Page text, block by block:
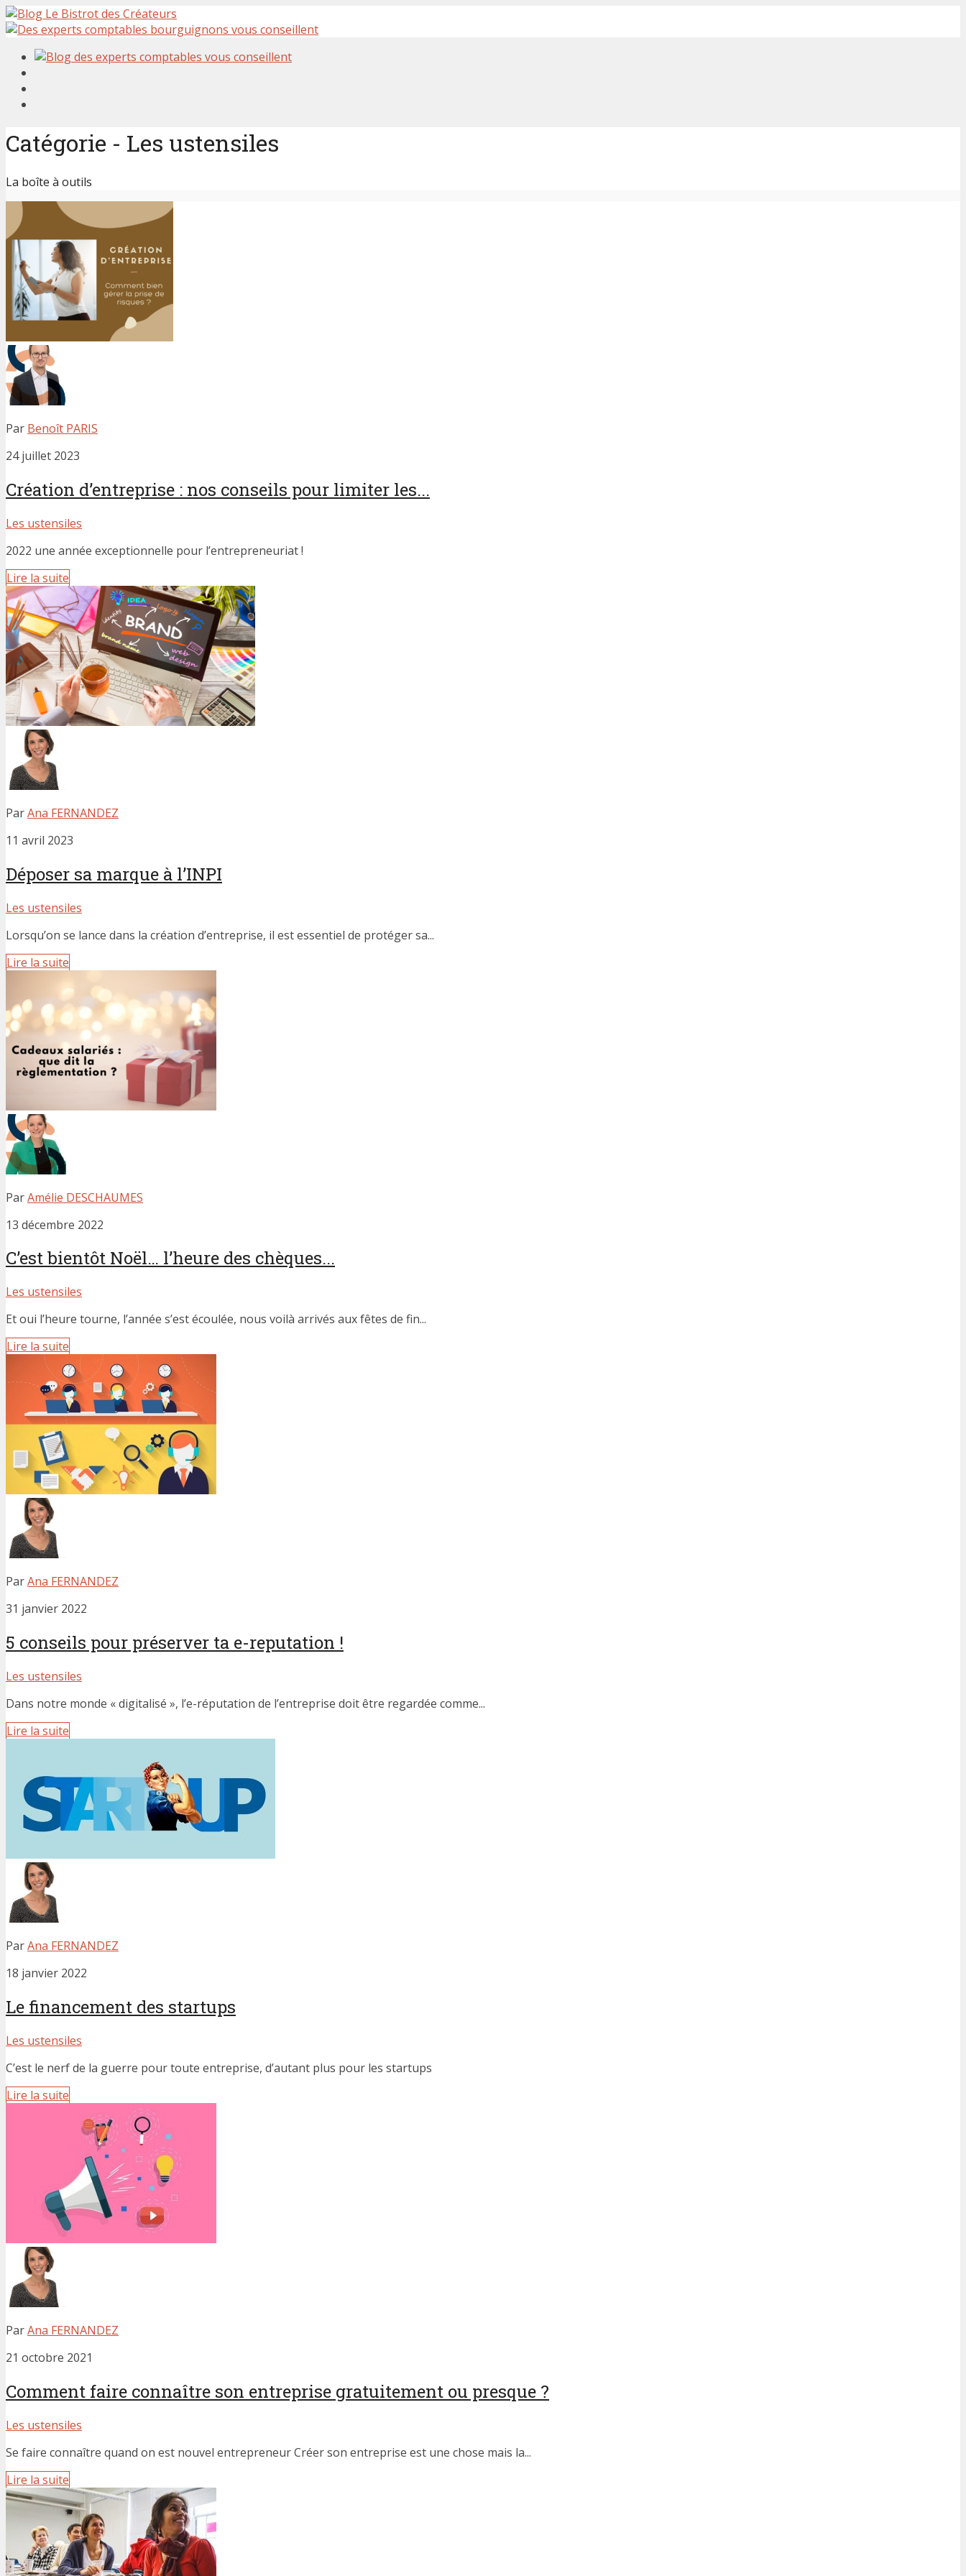
Catégorie - Les ustensiles
La boîte à outils
Par Benoît PARIS
24 juillet 2023
Création d’entreprise : nos conseils pour limiter les...
Les ustensiles
2022 une année exceptionnelle pour l’entrepreneuriat !
Lire la suite
ParAna FERNANDEZ
11 avril 2023
Déposer sa marque à l’INPI
Les ustensiles
Lorsqu’on se lance dans la création d’entreprise, il est essentiel de protéger sa...
Lire la suite
ParAmélie DESCHAUMES
13 décembre 2022
C’est bientôt Noël… l’heure des chèques...
Les ustensiles
Et oui l’heure tourne, l’année s’est écoulée, nous voilà arrivés aux fêtes de fin...
Lire la suite
ParAna FERNANDEZ
31 janvier 2022
5 conseils pour préserver ta e-reputation !
Les ustensiles
Dans notre monde « digitalisé », l’e-réputation de l’entreprise doit être regardée comme...
Lire la suite
ParAna FERNANDEZ
18 janvier 2022
Le financement des startups
Les ustensiles
C’est le nerf de la guerre pour toute entreprise, d’autant plus pour les startups
Lire la suite
ParAna FERNANDEZ
21 octobre 2021
Comment faire connaître son entreprise gratuitement ou presque ?
Les ustensiles
Se faire connaître quand on est nouvel entrepreneur Créer son entreprise est une chose mais la...
Lire la suite